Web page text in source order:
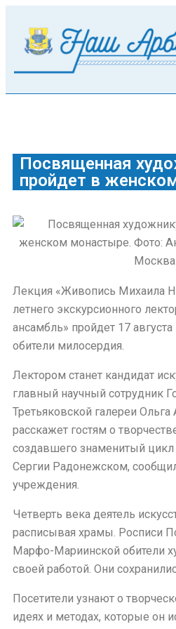
Посвященная
пройдет в
Лекция «Живопись Михаила
летнего экскурсионного
ансамбль» пройдет 17
обители милосердия.
Лектором станет кандидат
главный научный сотрудник
Третьяковской галереи
расскажет гостям о
создавшего знаменитый
Сергии Радонежском,
учреждения.
Четверть века деятель
расписывая храмы. Росписи
Марфо-Мариинской обители
своей работой. Они
Посетители узнают о
идеях и методах, которые он